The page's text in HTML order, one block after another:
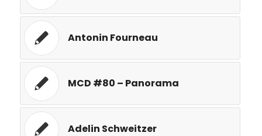
Antonin Fourneau
MCD #80 – Panorama
Adelin Schweitzer